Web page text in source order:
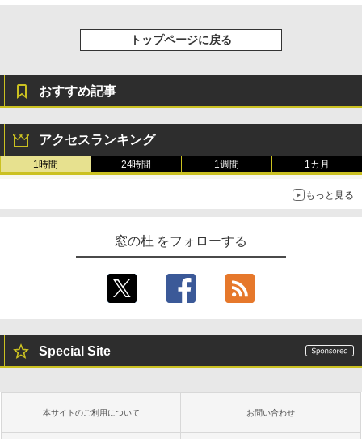
￥3,600
New Amazon Kindle Scribe Colorsoft |
11インチカラーディスプレイ、64GBスト
整、色調調節ライト、プレミアムペン付
￥115,980
トップページに戻る
おすすめ記事
アクセスランキング
1時間 24時間 1週間 1カ月
もっと見る
窓の杜 をフォローする
Special Site
本サイトのご利用について お問い合わせ